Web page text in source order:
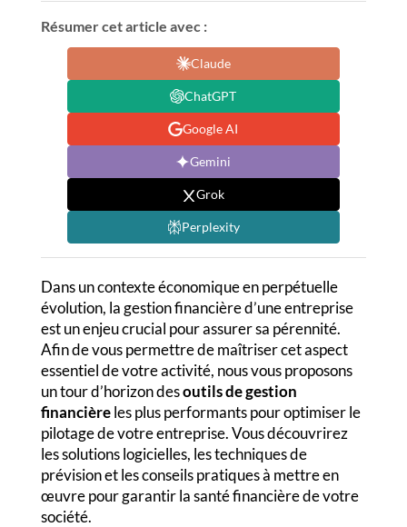
Résumer cet article avec :
Claude
ChatGPT
Google AI
Gemini
Grok
Perplexity
Dans un contexte économique en perpétuelle
évolution, la gestion financière d’une entreprise
est un enjeu crucial pour assurer sa pérennité.
Afin de vous permettre de maîtriser cet aspect
essentiel de votre activité, nous vous proposons
un tour d’horizon desoutils de gestion
financièreles plus performants pour optimiser le
pilotage de votre entreprise. Vous découvrirez
les solutions logicielles, les techniques de
prévision et les conseils pratiques à mettre en
œuvre pour garantir la santé financière de votre
société.